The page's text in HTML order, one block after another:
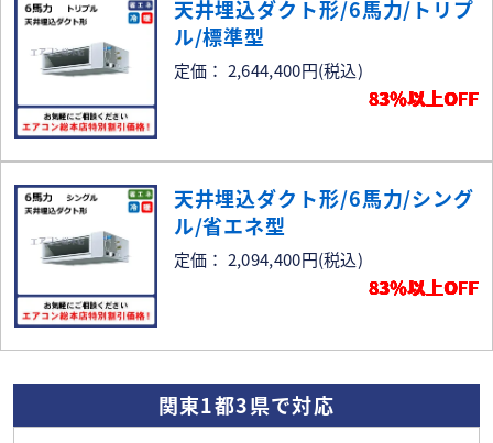
天井埋込ダクト形/6馬力/トリプ
ル/標準型
定価： 2,644,400円(税込)
83％以上OFF
天井埋込ダクト形/6馬力/シング
ル/省エネ型
定価： 2,094,400円(税込)
83％以上OFF
関東1都3県で対応